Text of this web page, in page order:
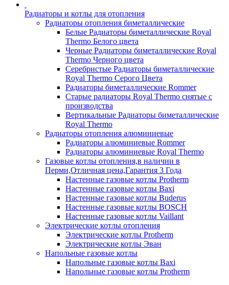
Радиаторы и котлы для отопления
Радиаторы отопления биметаллические
Белые Радиаторы биметаллические Royal
Thermo Белого цвета
Черные Радиаторы биметаллические Royal
Thermo Черного цвета
Серебристые Радиаторы биметаллические
Royal Thermo Серого Цвета
Радиаторы биметаллические Rommer
Старые радиаторы Royal Thermo снятые с
производства
Вертикальные Радиаторы биметаллические
Royal Thermo
Радиаторы отопления алюминиевые
Радиаторы алюминиевые Rommer
Радиаторы алюминиевые Royal Thermo
Газовые котлы отопления,в наличии в
Перми,Отличная цена,Гарантия 3 Года
Настенные газовые котлы Protherm
Настенные газовые котлы Baxi
Настенные газовые котлы Buderus
Настенные газовые котлы BOSCH
Настенные газовые котлы Vaillant
Электрические котлы отопления
Электрические котлы Protherm
Электрические котлы Эван
Напольные газовые котлы
Напольные газовые котлы Baxi
Напольные газовые котлы Protherm